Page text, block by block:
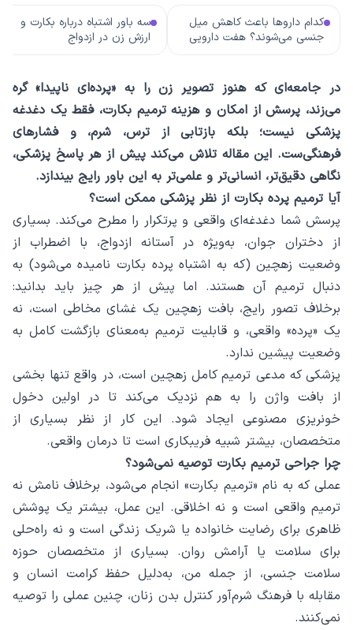
کدام داروها باعث کاهش میل
جنسی می‌شوند؟ هفت دارویی
سه باور اشتباه درباره بکارت و
ارزش زن در ازدواج
در جامعه‌ای که هنوز تصویر زن را به «پرده‌ای ناپیدا» گره
می‌زند، پرسش از امکان و هزینه ترمیم بکارت، فقط یک دغدغه
پزشکی نیست؛ بلکه بازتابی از ترس، شرم، و فشارهای
فرهنگی‌ست. این مقاله تلاش می‌کند پیش از هر پاسخ پزشکی،
نگاهی دقیق‌تر، انسانی‌تر و علمی‌تر به این باور رایج بیندازد.
آیا ترمیم پرده بکارت از نظر پزشکی ممکن است؟
پرسش شما دغدغه‌ای واقعی و پرتکرار را مطرح می‌کند. بسیاری
از دختران جوان، به‌ویژه در آستانه ازدواج، با اضطراب از
وضعیت زهچین (که به اشتباه پرده بکارت نامیده می‌شود) به
دنبال ترمیم آن هستند. اما پیش از هر چیز باید بدانید:
برخلاف تصور رایج، بافت زهچین یک غشای مخاطی است، نه
یک «پرده» واقعی، و قابلیت ترمیم به‌معنای بازگشت کامل به
وضعیت پیشین ندارد.
پزشکی که مدعی ترمیم کامل زهچین است، در واقع تنها بخشی
از بافت واژن را به هم نزدیک می‌کند تا در اولین دخول
خونریزی مصنوعی ایجاد شود. این کار از نظر بسیاری از
متخصصان، بیشتر شبیه فریبکاری است تا درمان واقعی.
چرا جراحی ترمیم بکارت توصیه نمی‌شود؟
عملی که به نام «ترمیم بکارت» انجام می‌شود، برخلاف نامش نه
ترمیم واقعی است و نه اخلاقی. این عمل، بیشتر یک پوشش
ظاهری برای رضایت خانواده یا شریک زندگی است و نه راه‌حلی
برای سلامت یا آرامش روان. بسیاری از متخصصان حوزه
سلامت جنسی، از جمله من، به‌دلیل حفظ کرامت انسان و
مقابله با فرهنگ شرم‌آور کنترل بدن زنان، چنین عملی را توصیه
نمی‌کنند.